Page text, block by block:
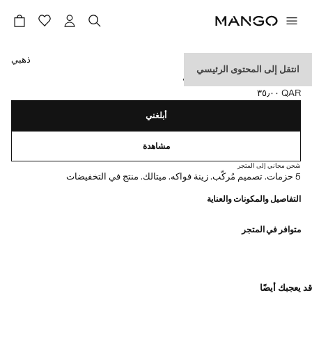
انتقل إلى المحتوى الرئيسي
عبوة من 5 حلقات متناسقة
السعر الحالي [QAR ٣٥٫٠٠ ]
QAR ٣٥٫٠٠
حدد اللون
ذهبي
أبلغني
مشاهدة
شحن مجاني إلى المتجر
5 حزمات. تصميم مُركّب. زينة فواكه. ميتالك. منتج في التخفيضات
التفاصيل والمكونات والعناية
متوافر في المتجر
قد يعجبك أيضًا